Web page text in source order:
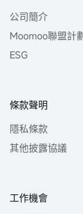
公司簡介
Moomoo聯盟計
ESG
條款聲明
隱私條款
其他披露協議
工作機會